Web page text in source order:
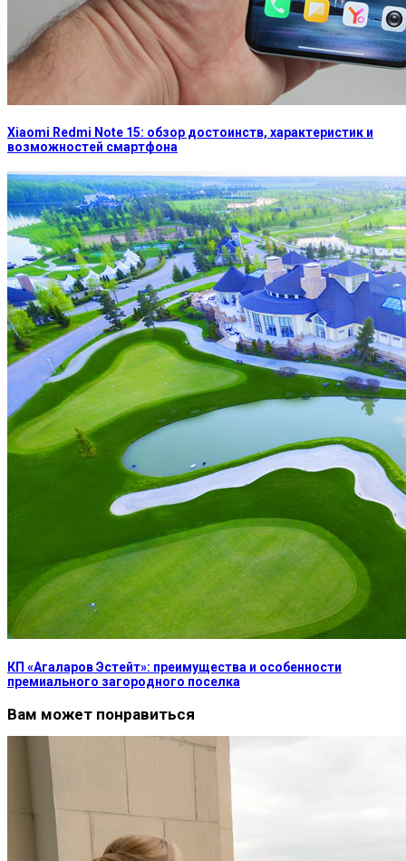
Xiaomi Redmi Note 15: обзор достоинств, характеристик и
возможностей смартфона
КП «Агаларов Эстейт»: преимущества и особенности
премиального загородного поселка
Вам может понравиться